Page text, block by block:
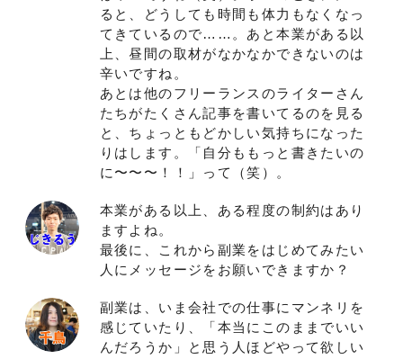
ると、どうしても時間も体力もなくなっ
てきているので……。あと本業がある以
上、昼間の取材がなかなかできないのは
辛いですね。
あとは他のフリーランスのライターさん
たちがたくさん記事を書いてるのを見る
と、ちょっともどかしい気持ちになった
りはします。「自分ももっと書きたいの
に〜〜〜！！」って（笑）。
本業がある以上、ある程度の制約はあり
ますよね。
最後に、これから副業をはじめてみたい
人にメッセージをお願いできますか？
副業は、いま会社での仕事にマンネリを
感じていたり、「本当にこのままでいい
んだろうか」と思う人ほどやって欲しい